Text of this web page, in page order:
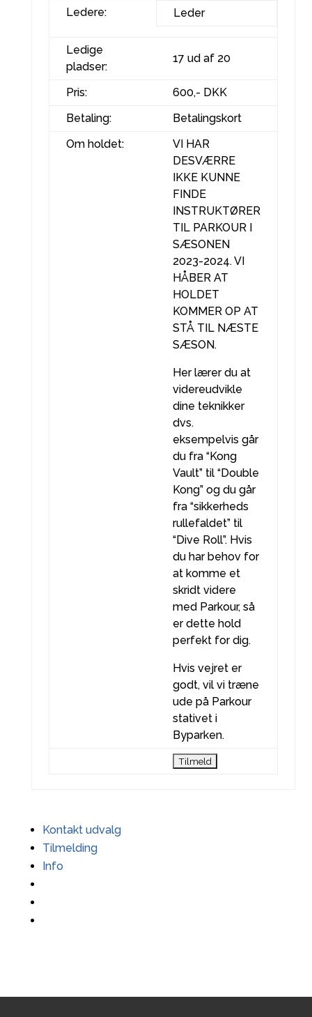
Ledere:
Leder
Ledige
pladser:
17 ud af 20
Pris:
600,- DKK
Betaling:
Betalingskort
Om holdet:
VI HAR
DESVÆRRE
IKKE KUNNE
FINDE
INSTRUKTØRER
TIL PARKOUR I
SÆSONEN
2023-2024. VI
HÅBER AT
HOLDET
KOMMER OP AT
STÅ TIL NÆSTE
SÆSON.
Her lærer du at
videreudvikle
dine teknikker
dvs.
eksempelvis går
du fra “Kong
Vault” til “Double
Kong” og du går
fra “sikkerheds
rullefaldet” til
“Dive Roll”. Hvis
du har behov for
at komme et
skridt videre
med Parkour, så
er dette hold
perfekt for dig.
Hvis vejret er
godt, vil vi træne
ude på Parkour
stativet i
Byparken.
Kontakt udvalg
Tilmelding
Info